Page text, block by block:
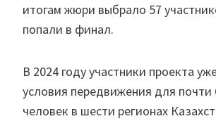
итогам жюри выбрало 57
попали в финал.
В 2024 году участники проекта
условия передвижения для почти
человек в шести регионах